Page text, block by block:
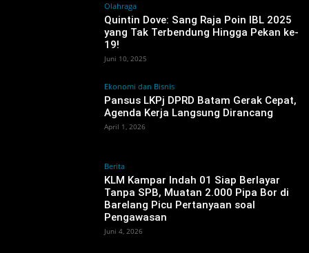
Olahraga
Quintin Dove: Sang Raja Poin IBL 2025
yang Tak Terbendung Hingga Pekan ke-
19!
Juni 10, 2025
Ekonomi dan Bisnis
Pansus LKPj DPRD Batam Gerak Cepat,
Agenda Kerja Langsung Dirancang
April 1, 2026
Berita
KLM Kampar Indah 01 Siap Berlayar
Tanpa SPB, Muatan 2.000 Pipa Bor di
Barelang Picu Pertanyaan soal
Pengawasan
Juni 4, 2026